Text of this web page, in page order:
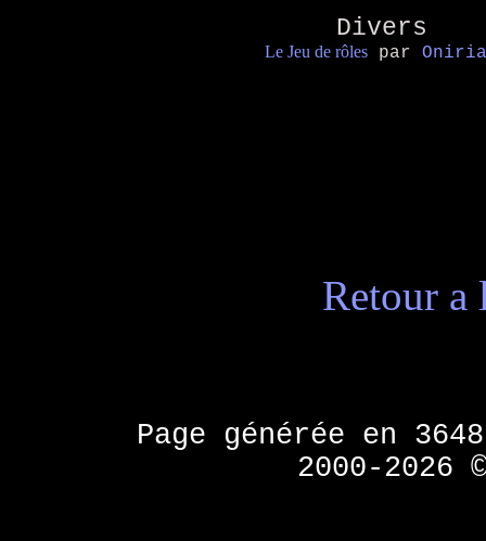
Divers
Le Jeu de rôles par
Retour
Page générée en
2000-2026